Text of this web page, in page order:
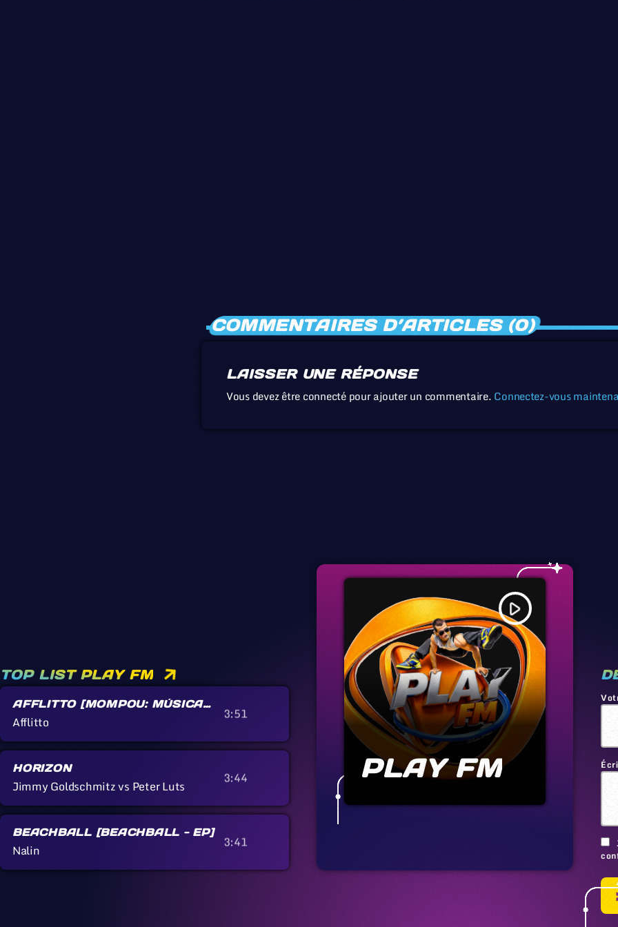
COMMENTAIRES D’ARTICLES (0)
LAISSER UNE RÉPONSE
Vous devez être connecté pour ajouter un commentaire. Connectez-vous
TOP LIST PLAY FM
AFFLITTO [MOMPOU: MÚSICA
CALLADA]
Afflitto 3:51
HORIZON
Jimmy Goldschmitz vs Peter Luts 3:44
BEACHBALL [BEACHBALL - EP]
Nalin 3:41
play_arrow
PLAY FM